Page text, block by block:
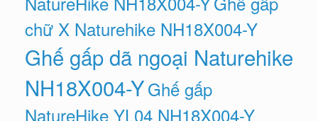
chữ X Naturehike NH18X004-Y
Ghế gấp dã ngoại Naturehike
NH18X004-YGhế gấp
NatureHike YL04 NH18X004-Y